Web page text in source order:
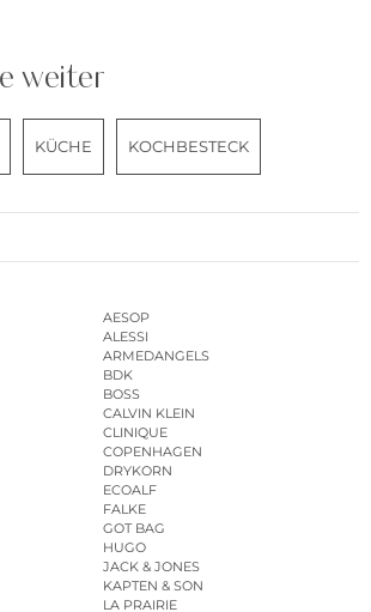
weiter
KÜCHE KOCHBESTECK
AESOP
ALESSI
ARMEDANGELS
BDK
BOSS
CALVIN KLEIN
CLINIQUE
COPENHAGEN
DRYKORN
ECOALF
FALKE
GOT BAG
HUGO
JACK & JONES
KAPTEN & SON
LA PRAIRIE